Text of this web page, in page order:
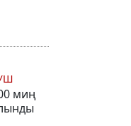
миң